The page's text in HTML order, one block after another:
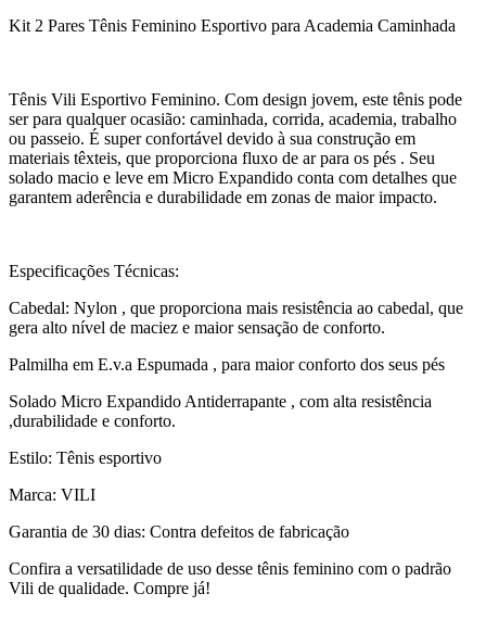
Kit 2 Pares Tênis Feminino Esportivo para Academia Caminhada
Tênis Vili Esportivo Feminino. Com design jovem, este tênis pode
ser para qualquer ocasião: caminhada, corrida, academia, trabalho
ou passeio. É super confortável devido à sua construção em
materiais têxteis, que proporciona fluxo de ar para os pés . Seu
solado macio e leve em Micro Expandido conta com detalhes que
garantem aderência e durabilidade em zonas de maior impacto.
Especificações Técnicas:
Cabedal: Nylon , que proporciona mais resistência ao cabedal, que
gera alto nível de maciez e maior sensação de conforto.
Palmilha em E.v.a Espumada , para maior conforto dos seus pés
Solado Micro Expandido Antiderrapante , com alta resistência
,durabilidade e conforto.
Estilo: Tênis esportivo
Marca: VILI
Garantia de 30 dias: Contra defeitos de fabricação
Confira a versatilidade de uso desse tênis feminino com o padrão
Vili de qualidade. Compre já!